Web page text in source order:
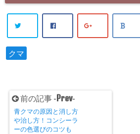
クマ
前の記事 - Prev-
青クマの原因と消し方
や治し方！コンシーラ
ーの色選びのコツも